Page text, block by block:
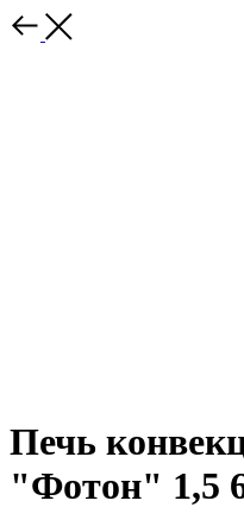
Печь
"Фотон" 1,5